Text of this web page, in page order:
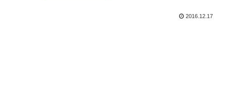
2016.12.17